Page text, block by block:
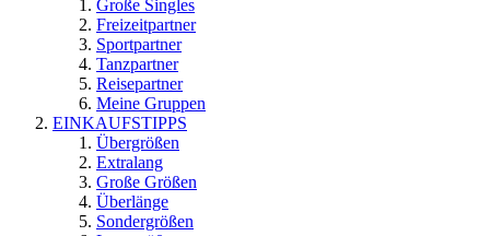
Große Singles
Freizeitpartner
Sportpartner
Tanzpartner
Reisepartner
Meine Gruppen
EINKAUFSTIPPS
Übergrößen
Extralang
Große Größen
Überlänge
Sondergrößen